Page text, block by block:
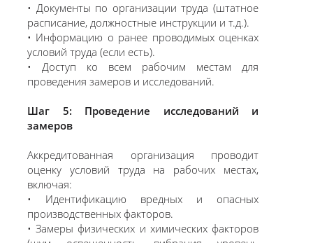
• Документы по организации труда (штатное
расписание, должностные инструкции и т.д.).
• Информацию о ранее проводимых оценках
условий труда (если есть).
• Доступ ко всем рабочим местам для
проведения замеров и исследований.
Шаг 5: Проведение исследований и
замеров
Аккредитованная организация проводит
оценку условий труда на рабочих местах,
включая:
• Идентификацию вредных и опасных
производственных факторов.
• Замеры физических и химических факторов